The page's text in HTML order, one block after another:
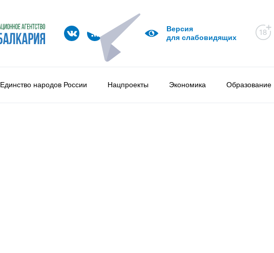
Версия
для слабовидящих
Единство народов России Нацпроекты Экономика Образование